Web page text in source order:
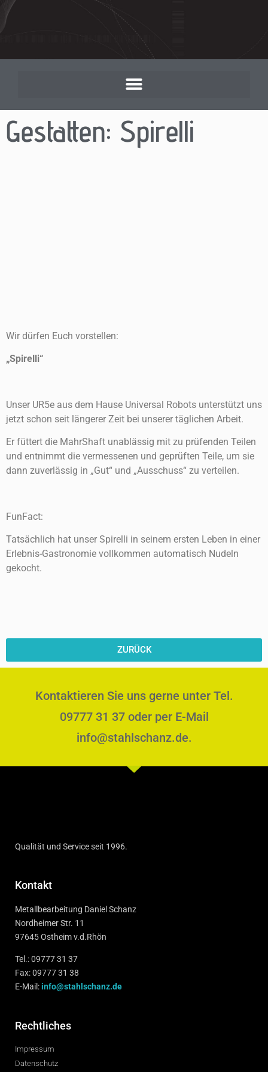
Gestatten: Spirelli
Wir dürfen Euch vorstellen:
„Spirelli“
Unser UR5e aus dem Hause Universal Robots unterstützt uns
jetzt schon seit längerer Zeit bei unserer täglichen Arbeit.
Er füttert die MahrShaft unablässig mit zu prüfenden Teilen
und entnimmt die vermessenen und geprüften Teile, um sie
dann zuverlässig in „Gut“ und „Ausschuss“ zu verteilen.
FunFact:
Tatsächlich hat unser Spirelli in seinem ersten Leben in einer
Erlebnis-Gastronomie vollkommen automatisch Nudeln
gekocht.
ZURÜCK
Kontaktieren Sie uns gerne unter Tel.
09777 31 37 oder per E-Mail
info@stahlschanz.de.
Qualität und Service seit 1996.
Kontakt
Metallbearbeitung Daniel Schanz
Nordheimer Str. 11
97645 Ostheim v.d.Rhön
Tel.: 09777 31 37
Fax: 09777 31 38
E-Mail:info@stahlschanz.de
Rechtliches
Impressum
Datenschutz